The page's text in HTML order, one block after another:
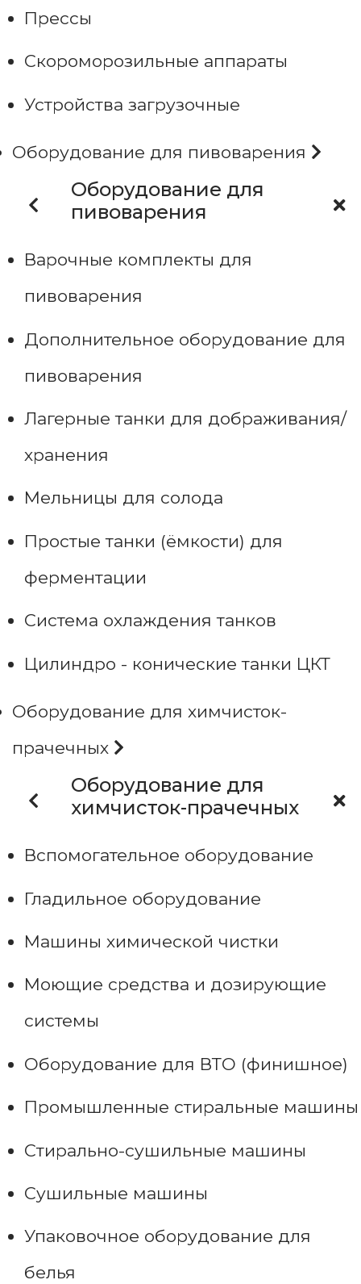
Прессы
Скороморозильные аппараты
Устройства загрузочные
Оборудование для пивоварения
Оборудование для
пивоварения
Варочные комплекты для
пивоварения
Дополнительное оборудование для
пивоварения
Лагерные танки для дображивания/
хранения
Мельницы для солода
Простые танки (ёмкости) для
ферментации
Система охлаждения танков
Цилиндро - конические танки ЦКТ
Оборудование для химчисток-
прачечных
Оборудование для
химчисток-прачечных
Вспомогательное оборудование
Гладильное оборудование
Машины химической чистки
Моющие средства и дозирующие
системы
Оборудование для ВТО (финишное)
Промышленные стиральные машины
Стирально-сушильные машины
Сушильные машины
Упаковочное оборудование для
белья